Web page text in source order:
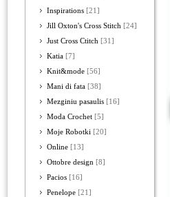
Inspirations [21]
Jill Oxton's Cross Stitch [24]
Just Cross Ctitch [31]
Katia [7]
Knit&mode [56]
Mani di fata [38]
Mezginiu pasaulis [16]
Moda Crochet [5]
Moje Robotki [20]
Online [13]
Ottobre design [8]
Pacios [16]
Penelope [21]